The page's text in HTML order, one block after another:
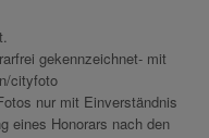
gekennzeichnet- mit
cityfoto
nur mit Einverständnis
eines Honorars nach den